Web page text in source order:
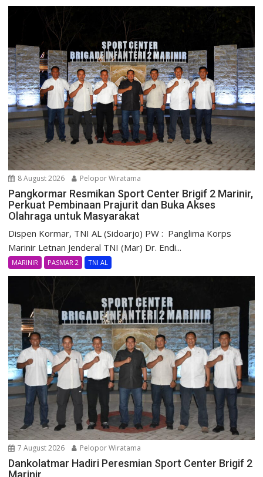
8 August 2026 Pelopor Wiratama
Pangkormar Resmikan Sport Center Brigif 2 Marinir,
Perkuat Pembinaan Prajurit dan Buka Akses
Olahraga untuk Masyarakat
Dispen Kormar, TNI AL (Sidoarjo) PW : Panglima Korps
Marinir Letnan Jenderal TNI (Mar) Dr. Endi...
MARINIR PASMAR 2 TNI AL
7 August 2026 Pelopor Wiratama
Dankolatmar Hadiri Peresmian Sport Center Brigif 2
Marinir